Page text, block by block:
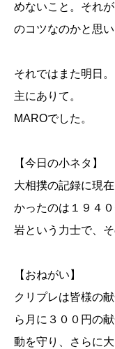
めないこと。それ
のコツなのかと思い
それではまた明日。
主にありて。
MAROでした。
【今日の小ネタ】
大相撲の記録に現
かったのは１９４
岩という力士で、
【おねがい】
クリプレは皆様の
ら月に３００円の
動を守り、さらに